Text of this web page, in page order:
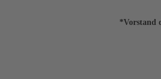
*Vorstand